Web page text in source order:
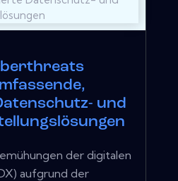
und
der digitalen
aufgrund der